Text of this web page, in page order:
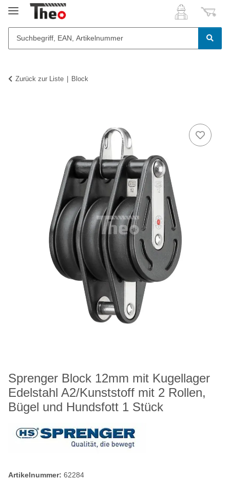
Zurück zur Liste Block
Sprenger Block 12mm mit Kugellager
Edelstahl A2/Kunststoff mit 2 Rollen,
Bügel und Hundsfott 1 Stück
Artikelnummer: 62284